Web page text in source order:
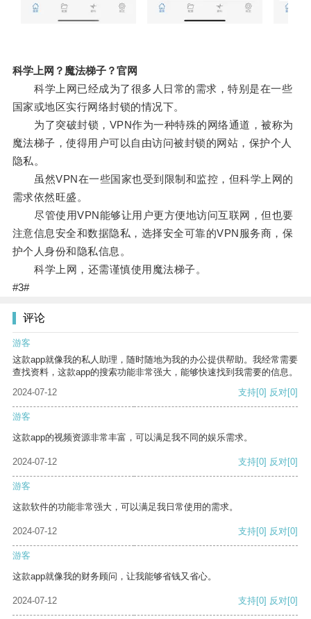
科学上网？魔法梯子？官网
科学上网已经成为了很多人日常的需求，特别是在一些
国家或地区实行网络封锁的情况下。
为了突破封锁，VPN作为一种特殊的网络通道，被称为
魔法梯子，使得用户可以自由访问被封锁的网站，保护个人
隐私。
虽然VPN在一些国家也受到限制和监控，但科学上网的
需求依然旺盛。
尽管使用VPN能够让用户更方便地访问互联网，但也要
注意信息安全和数据隐私，选择安全可靠的VPN服务商，保
护个人身份和隐私信息。
科学上网，还需谨慎使用魔法梯子。
#3#
评论
游客
这款app就像我的私人助理，随时随地为我的办公提供帮助。我经常需要
查找资料，这款app的搜索功能非常强大，能够快速找到我需要的信息。
2024-07-12
支持[0] 反对[0]
游客
这款app的视频资源非常丰富，可以满足我不同的娱乐需求。
2024-07-12 支持[0] 反对[0]
游客
这款软件的功能非常强大，可以满足我日常使用的需求。
2024-07-12 支持[0] 反对[0]
游客
这款app就像我的财务顾问，让我能够省钱又省心。
2024-07-12 支持[0] 反对[0]